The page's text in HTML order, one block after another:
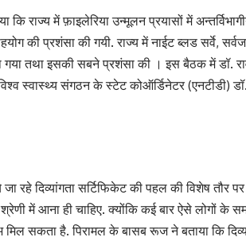
राज्य में फ़ाइलेरिया उन्मूलन प्रयासों में
की प्रशंसा की गयी. राज्य में नाईट ब्लड सर्वे,
गया तथा इसकी सबने प्रशंसा की । इस बैठक में डॉ.
स्वास्थ्य संगठन के स्टेट कोऑर्डिनेटर (एनटीडी)
जा रहे दिव्यांगता सर्टिफिकेट की पहल की विशेष
में आना ही चाहिए. क्योंकि कई बार ऐसे लोगों के
सकता है. पिरामल के बासब रूज ने बताया कि